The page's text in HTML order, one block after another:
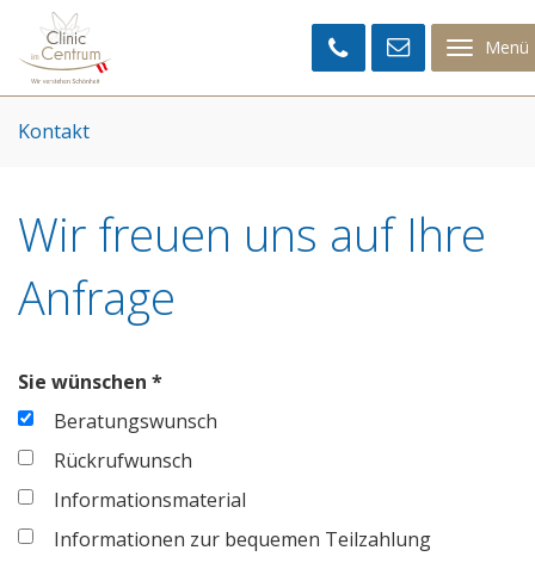
Menü
Clinic
Centrum
Kontakt
Wir freuen uns auf Ihre
Anfrage
Sie wünschen *
Beratungswunsch
Rückrufwunsch
Informationsmaterial
Informationen zur bequemen Teilzahlung